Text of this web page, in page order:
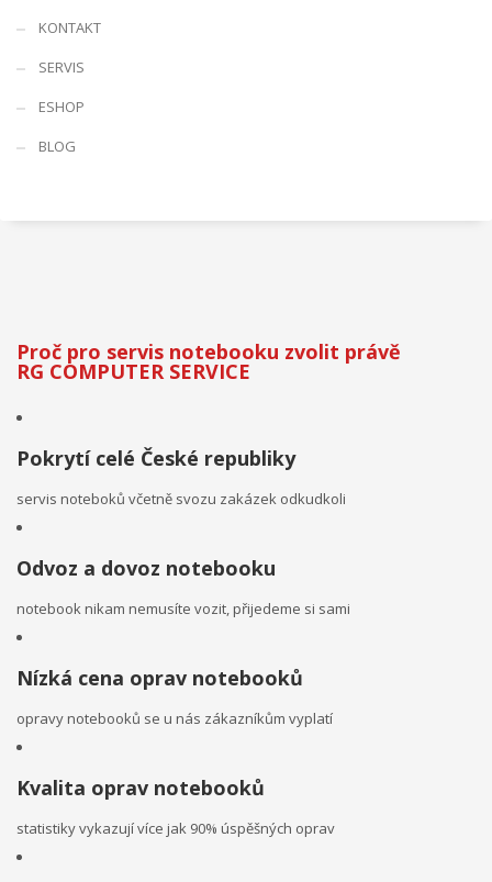
KONTAKT
SERVIS
ESHOP
BLOG
Proč pro servis notebooku zvolit právě
RG COMPUTER SERVICE
Pokrytí celé České republiky
servis noteboků včetně svozu zakázek odkudkoli
Odvoz a dovoz notebooku
notebook nikam nemusíte vozit, přijedeme si sami
Nízká cena oprav notebooků
opravy notebooků se u nás zákazníkům vyplatí
Kvalita oprav notebooků
statistiky vykazují více jak 90% úspěšných oprav